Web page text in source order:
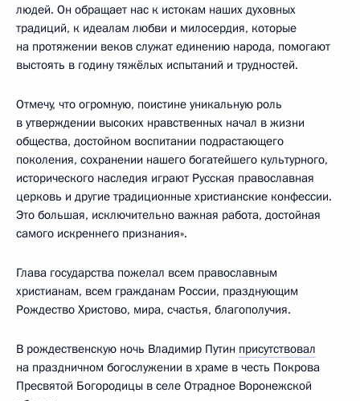
людей. Он обращает нас к истокам наших духовных
традиций, к идеалам любви и милосердия, которые
на протяжении веков служат единению народа, помогают
выстоять в годину тяжёлых испытаний и трудностей.
Отмечу, что огромную, поистине уникальную роль
в утверждении высоких нравственных начал в жизни
общества, достойном воспитании подрастающего
поколения, сохранении нашего богатейшего культурного,
исторического наследия играют Русская православная
церковь и другие традиционные христианские конфессии.
Это большая, исключительно важная работа, достойная
самого искреннего признания».
Глава государства пожелал всем православным
христианам, всем гражданам России, празднующим
Рождество Христово, мира, счастья, благополучия.
В рождественскую ночь Владимир Путин присутствовал
на праздничном богослужении в храме в честь Покрова
Пресвятой Богородицы в селе Отрадное Воронежской